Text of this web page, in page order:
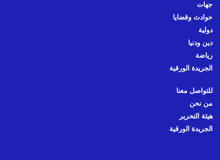
جهات
حوادث وقضايا
دولية
دين ودنيا
رياضة
الجريدة الورقية
للتواصل معنا
من نحن
هيئة التحرير
الجريدة الورقية